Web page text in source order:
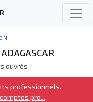
ouvrés
professionnels.
pro...